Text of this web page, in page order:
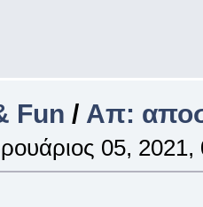
Fun / Απ:
05,